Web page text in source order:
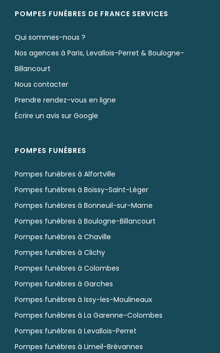
POMPES FUNÈBRES DE FRANCE SERVICES
Qui sommes-nous ?
Nos agences à Paris, Levallois-Perret & Boulogne-
Billancourt
Nous contacter
Prendre rendez-vous en ligne
Écrire un avis sur Google
POMPES FUNÈBRES
Pompes funèbres à Alfortville
Pompes funèbres à Boissy-Saint-Léger
Pompes funèbres à Bonneuil-sur-Marne
Pompes funèbres à Boulogne-Billancourt
Pompes funèbres à Chaville
Pompes funèbres à Clichy
Pompes funèbres à Colombes
Pompes funèbres à Garches
Pompes funèbres à Issy-les-Moulineaux
Pompes funèbres à La Garenne-Colombes
Pompes funèbres à Levallois-Perret
Pompes funèbres à Limeil-Brévannes